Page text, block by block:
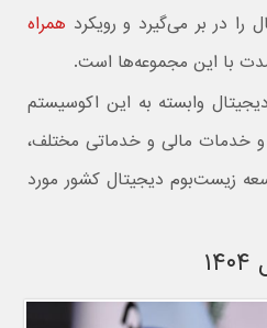
را در بر می‌گیرد و رویکرد همراه
با این مجموعه‌ها است.
وابسته به این اکوسیستم
و خدمات مالی و خدماتی مختلف،
زیست‌بوم دیجیتال کشور مورد